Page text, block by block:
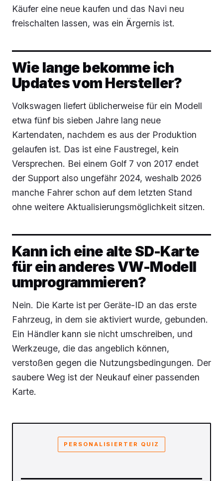
Käufer eine neue kaufen und das Navi neu
freischalten lassen, was ein Ärgernis ist.
Wie lange bekomme ich
Updates vom Hersteller?
Volkswagen liefert üblicherweise für ein Modell
etwa fünf bis sieben Jahre lang neue
Kartendaten, nachdem es aus der Produktion
gelaufen ist. Das ist eine Faustregel, kein
Versprechen. Bei einem Golf 7 von 2017 endet
der Support also ungefähr 2024, weshalb 2026
manche Fahrer schon auf dem letzten Stand
ohne weitere Aktualisierungsmöglichkeit sitzen.
Kann ich eine alte SD-Karte
für ein anderes VW-Modell
umprogrammieren?
Nein. Die Karte ist per Geräte-ID an das erste
Fahrzeug, in dem sie aktiviert wurde, gebunden.
Ein Händler kann sie nicht umschreiben, und
Werkzeuge, die das angeblich können,
verstoßen gegen die Nutzungsbedingungen. Der
saubere Weg ist der Neukauf einer passenden
Karte.
PERSONALISIERTER QUIZ